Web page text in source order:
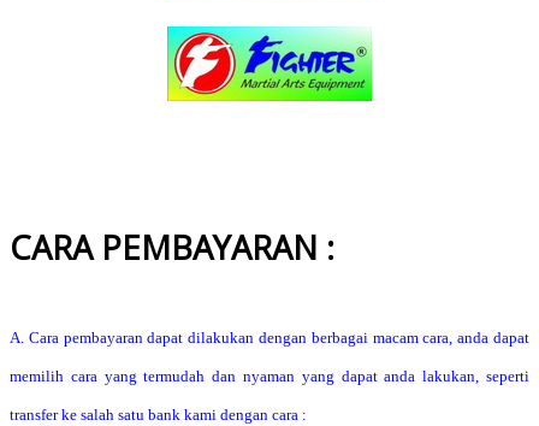
CARA PEMBAYARAN :
A. Cara pembayaran dapat dilakukan dengan berbagai macam cara, anda dapat
memilih cara yang termudah dan nyaman yang dapat anda lakukan, seperti
transfer ke salah satu bank kami dengan cara :